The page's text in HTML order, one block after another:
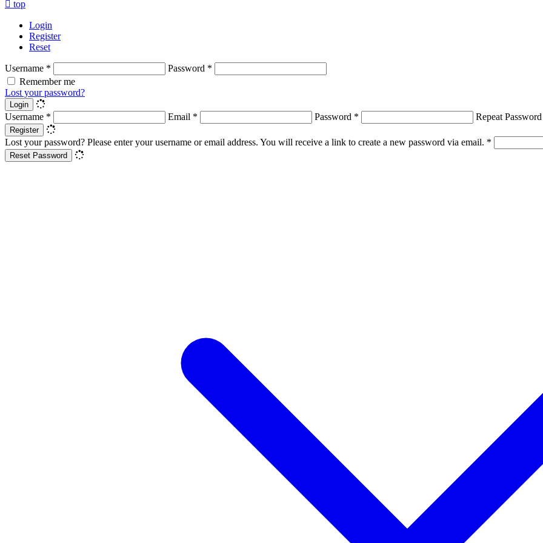
top
Login
Register
Reset
Username * Password *
Remember me
Lost your password?
Login
Username * Email * Password * Repeat
Register
Lost your password? Please enter your username or email address. You will receive a link to create a new password via email. *
Reset Password